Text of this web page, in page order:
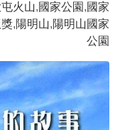
火山,國家公園 ,國家
,陽明山,陽明山國家
公園